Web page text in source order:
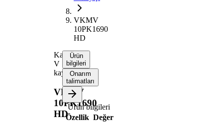
VKMV
10PK1690
HD
Kanallı
V
kayışı
VKMV
10PK1690
HD
Ürün
bilgileri
Onarım
talimatları
Ürün bilgileri
Özellik Değer